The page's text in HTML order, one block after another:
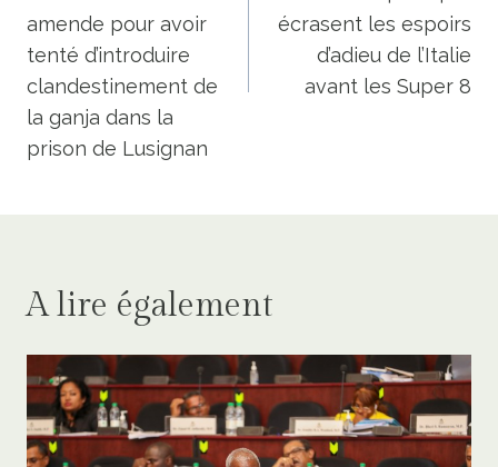
amende pour avoir
tenté d’introduire
clandestinement de
la ganja dans la
prison de Lusignan
écrasent les espoirs
d’adieu de l’Italie
avant les Super 8
A lire également